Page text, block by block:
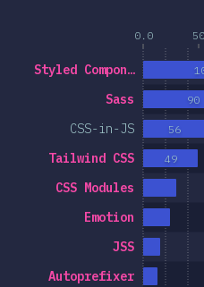
0.0 50
Autoprefixer
JSS
Emotion
CSS Modules
Tailwind CSS
CSS-in-JS
Sass
Styled Compon…
49
56
90